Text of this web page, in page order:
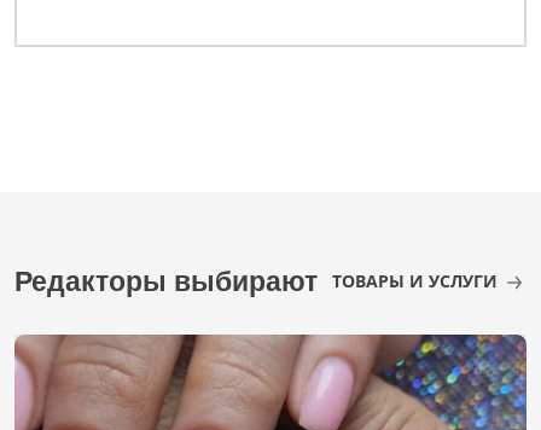
Редакторы выбирают ТОВАРЫ И УСЛУГИ